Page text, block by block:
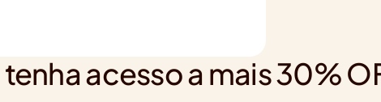
acesso a mais 30%